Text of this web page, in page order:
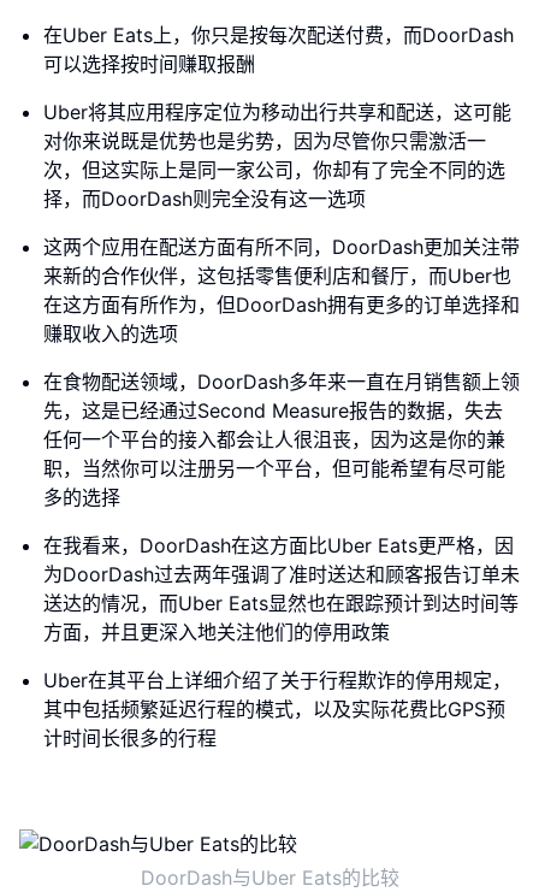
在Uber Eats上，你只是按每次配送付费，而DoorDash
可以选择按时间赚取报酬
Uber将其应用程序定位为移动出行共享和配送，这可能
对你来说既是优势也是劣势，因为尽管你只需激活一
次，但这实际上是同一家公司，你却有了完全不同的选
择，而DoorDash则完全没有这一选项
这两个应用在配送方面有所不同，DoorDash更加关注带
来新的合作伙伴，这包括零售便利店和餐厅，而Uber也
在这方面有所作为，但DoorDash拥有更多的订单选择和
赚取收入的选项
在食物配送领域，DoorDash多年来一直在月销售额上领
先，这是已经通过Second Measure报告的数据，失去
任何一个平台的接入都会让人很沮丧，因为这是你的兼
职，当然你可以注册另一个平台，但可能希望有尽可能
多的选择
在我看来，DoorDash在这方面比Uber Eats更严格，因
为DoorDash过去两年强调了准时送达和顾客报告订单未
送达的情况，而Uber Eats显然也在跟踪预计到达时间等
方面，并且更深入地关注他们的停用政策
Uber在其平台上详细介绍了关于行程欺诈的停用规定，
其中包括频繁延迟行程的模式，以及实际花费比GPS预
计时间长很多的行程
DoorDash与Uber Eats的比较